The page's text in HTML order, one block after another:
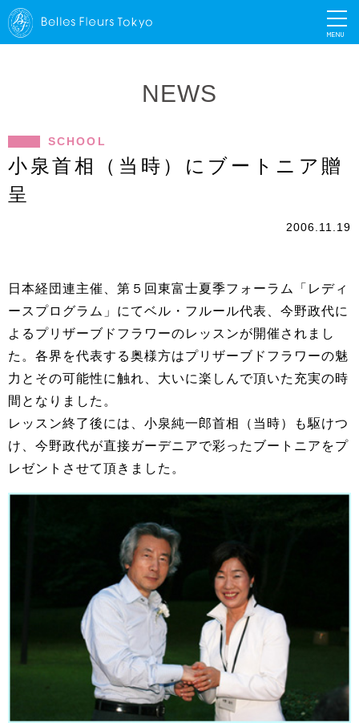
MENU
NEWS
SCHOOL
小泉首相（当時）にブートニア贈
呈
2006.11.19
日本経団連主催、第５回東富士夏季フォーラム「レディ
ースプログラム」にてベル・フルール代表、今野政代に
よるプリザーブドフラワーのレッスンが開催されまし
た。各界を代表する奥様方はプリザーブドフラワーの魅
力とその可能性に触れ、大いに楽しんで頂いた充実の時
間となりました。
レッスン終了後には、小泉純一郎首相（当時）も駆けつ
け、今野政代が直接ガーデニアで彩ったブートニアをプ
レゼントさせて頂きました。